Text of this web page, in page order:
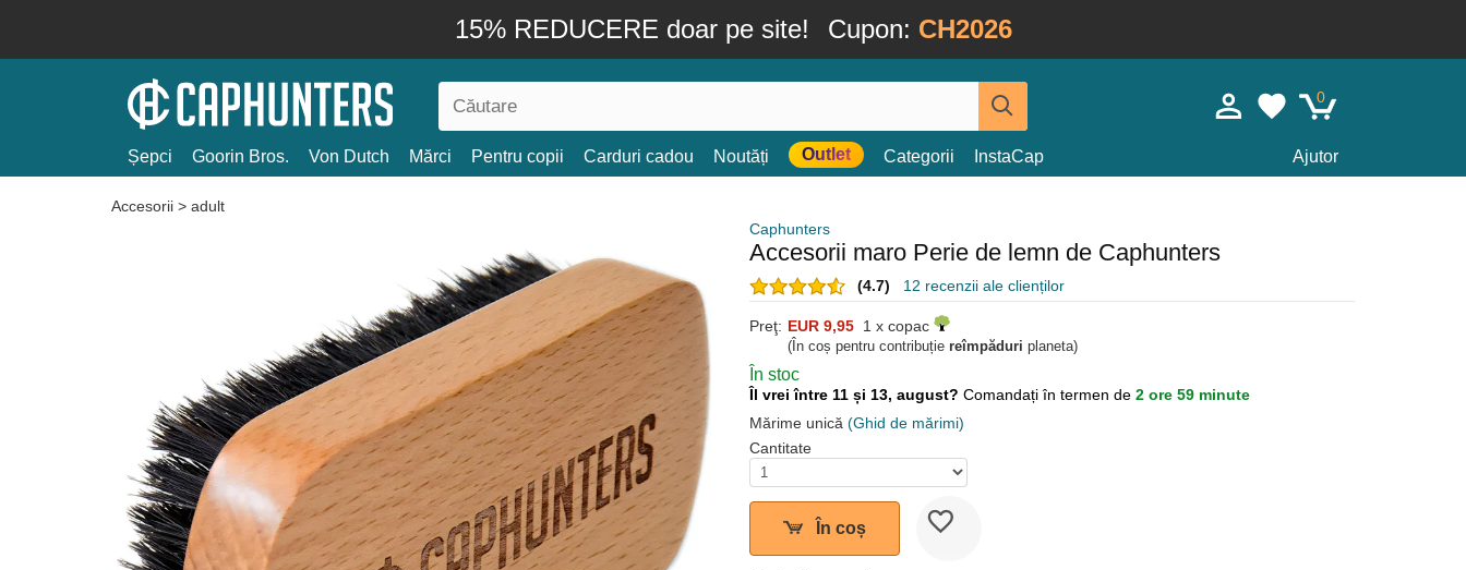
15% REDUCERE doar pe site! Cupon: CH2026
0
Șepci Goorin Bros. Von Dutch Mărci Pentru copii Carduri cadou Noutăți Outlet Categorii InstaCap Ajutor
Accesorii > adult
Caphunters
Accesorii maro Perie de lemn de Caphunters
(4.7) 12 recenzii ale clienților
Preţ: EUR 9,95 1 x copac
(În coș pentru contribuție reîmpăduri planeta)
În stoc
Îl vrei între 11 și 13, august? Comandați în termen de 2 ore 59 minute
Mărime unică (Ghid de mărimi)
Cantitate
În coș